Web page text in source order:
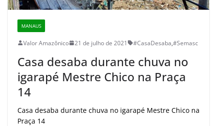
MANAUS
Valor Amazônico 21 de julho de 2021 #CasaDesaba,#Semasc
Casa desaba durante chuva no
igarapé Mestre Chico na Praça
14
Casa desaba durante chuva no igarapé Mestre Chico na
Praça 14